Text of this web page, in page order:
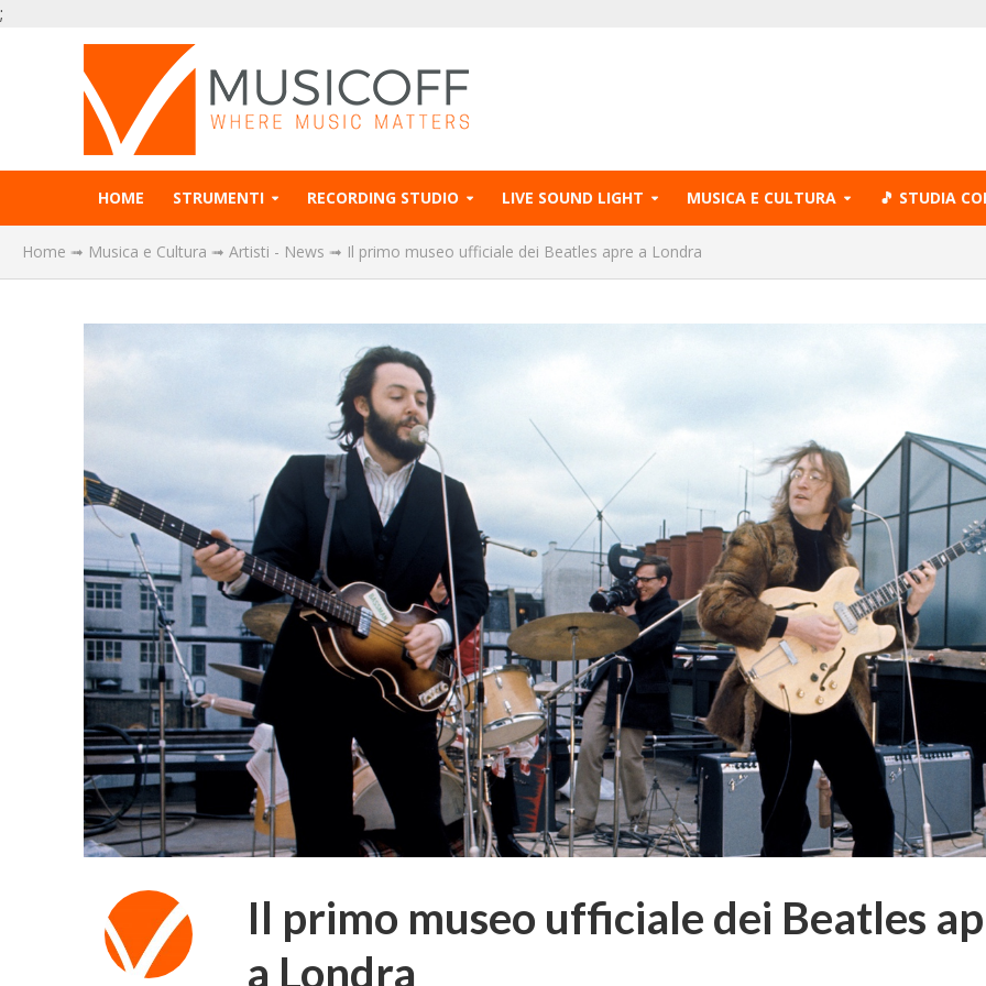
;
HOME STRUMENTI RECORDING STUDIO LIVE SOUND LIGHT MUSICA E CULTURA 🎵 STUDIA
Home ➟ Musica e Cultura ➟ Artisti - News ➟ Il primo museo ufficiale dei Beatles apre a Londra
Il primo museo ufficiale dei Beatles
a Londra